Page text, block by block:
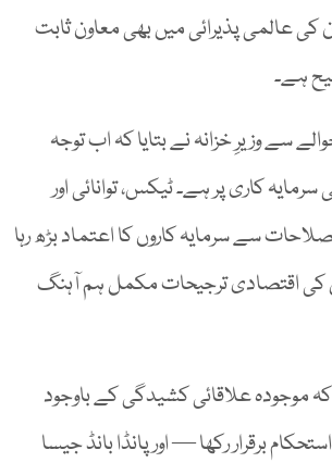
کی عالمی پذیرائی میں بھی معاون ثابت
ہے۔
سے وزیرِ خزانہ نے بتایا کہ اب توجہ
سرمایہ کاری پر ہے۔ ٹیکس، توانائی اور
سے سرمایہ کاروں کا اعتماد بڑھ رہا
کی اقتصادی ترجیحات مکمل ہم آہنگ
موجودہ علاقائی کشیدگی کے باوجود
برقرار رکھا — اور پانڈا بانڈ جیسا